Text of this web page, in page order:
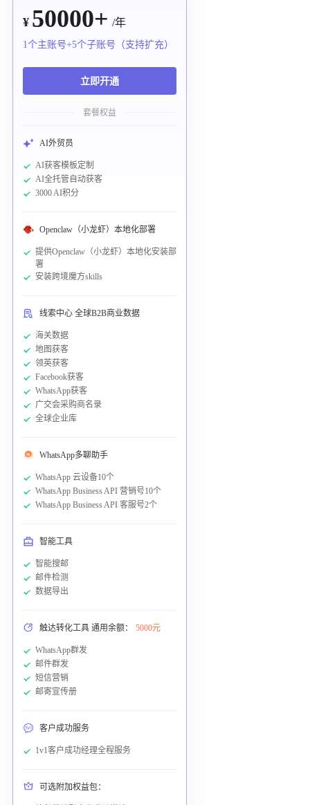
¥ 50000+ /年
1个主账号+5个子账号（支持扩充）
立即开通
套餐权益
AI外贸员
AI获客模板定制
AI全托管自动获客
3000 AI积分
Openclaw（小龙虾）本地化部署
提供Openclaw（小龙虾）本地化安装部
署
安装跨境魔方skills
线索中心 全球B2B商业数据
海关数据
地图获客
领英获客
Facebook获客
WhatsApp获客
广交会采购商名录
全球企业库
WhatsApp多聊助手
WhatsApp 云设备10个
WhatsApp Business API 营销号10个
WhatsApp Business API 客服号2个
智能工具
智能搜邮
邮件检测
数据导出
触达转化工具 通用余额： 5000元
WhatsApp群发
邮件群发
短信营销
邮寄宣传册
客户成功服务
1v1客户成功经理全程服务
可选附加权益包：